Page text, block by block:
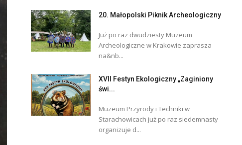
20. Małopolski Piknik Archeologiczny
Już po raz dwudziesty Muzeum
Archeologiczne w Krakowie zaprasza
na&nb...
XVII Festyn Ekologiczny „Zaginiony
świ...
Muzeum Przyrody i Techniki w
Starachowicach już po raz siedemnasty
organizuje d...